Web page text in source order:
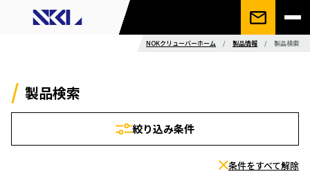
NOKクリューバーホーム / 製品情報 / 製品検索
製品検索
絞り込み条件
条件をすべて解除